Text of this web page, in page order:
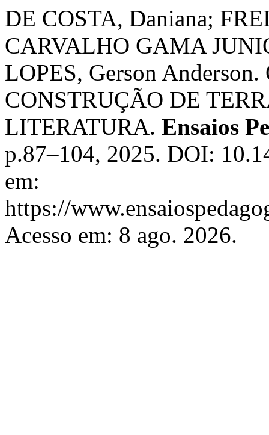
DE COSTA, Daniana;
CARVALHO GAMA
LOPES, Gerson
CONSTRUÇÃO DE
LITERATURA. Ensaios
p.87–104, 2025. DOI:
em:
https://
Acesso em: 8 ago. 2026.